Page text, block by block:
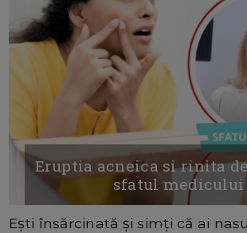
Eruptia acneica si rinita
sfatul medicului
Ești însărcinată și simți că ai